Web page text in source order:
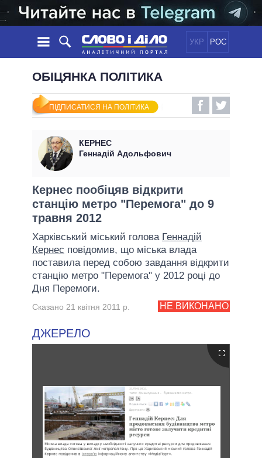
УКР РОС
НОВИНИ
СТРІЧКА
ПОДІЇ
СТАТТІ
ДУМКИ
ОГЛЯДИ
ДАЙДЖЕСТИ
ПОЛІТИКА
ЕКОНОМІКА
СВІТ
ОБIЦЯНКИ
УСІ ПОЛІТИКИ
ПРЕЗИДЕНТ І ОФІС
ВЕРХОВНА РАДА
КАБІНЕТ МІНІСТРІВ
ГОЛОВИ ОБЛАДМІНІСТРАЦІЙ
МЕРИ МІСТ
ВСІ ПЕРСОНИ
ІНФОГРАФІКА
ПІДТРИМАТИ
ОБІЦЯНКА ПОЛІТИКА
ПІДПИСАТИСЯ НА ПОЛІТИКА
КЕРНЕС
Геннадій Адольфович
Кернес пообіцяв відкрити
станцію метро "Перемога" до 9
травня 2012
Харківський міський голова Геннадій
Кернес повідомив, що міська влада
поставила перед собою завдання відкрити
станцію метро "Перемога" у 2012 році до
Дня Перемоги.
НЕ ВИКОНАНО
Сказано 21 квітня 2011 р.
ДЖЕРЕЛО